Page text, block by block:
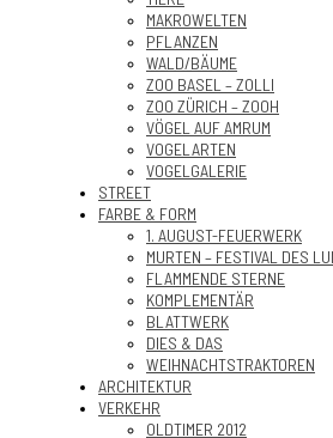
MAKROWELTEN
PFLANZEN
WALD/BÄUME
ZOO BASEL – ZOLLI
ZOO ZÜRICH – ZOOH
VÖGEL AUF AMRUM
VOGELARTEN
VOGELGALERIE
STREET
FARBE & FORM
1. AUGUST-FEUERWERK
MURTEN – FESTIVAL DES
FLAMMENDE STERNE
KOMPLEMENTÄR
BLATTWERK
DIES & DAS
WEIHNACHTSTRAKTOREN
ARCHITEKTUR
VERKEHR
OLDTIMER 2012